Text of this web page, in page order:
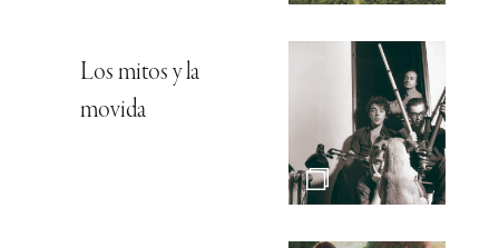
Los mitos y la
movida